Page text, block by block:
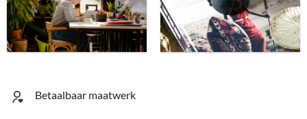
Betaalbaar maatwerk